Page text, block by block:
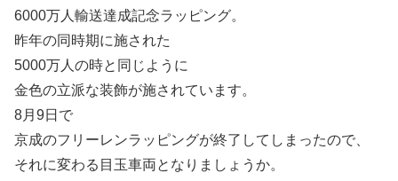
6000万人輸送達成記念ラッピング。
昨年の同時期に施された
5000万人の時と同じように
金色の立派な装飾が施されています。
8月9日で
京成のフリーレンラッピングが終了してしまったので、
それに変わる目玉車両となりましょうか。